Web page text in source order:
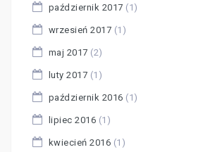
październik 2017 (1)
wrzesień 2017 (1)
maj 2017 (2)
luty 2017 (1)
październik 2016 (1)
lipiec 2016 (1)
kwiecień 2016 (1)